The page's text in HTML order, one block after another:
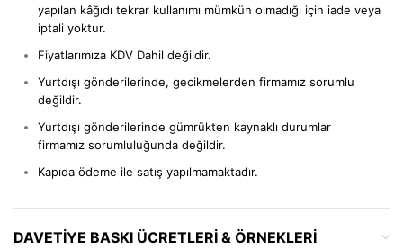
yapılan kâğıdı tekrar kullanımı mümkün olmadığı için iade veya
iptali yoktur.
Fiyatlarımıza KDV Dahil değildir.
Yurtdışı gönderilerinde, gecikmelerden firmamız sorumlu
değildir.
Yurtdışı gönderilerinde gümrükten kaynaklı durumlar
firmamız sorumluluğunda değildir.
Kapıda ödeme ile satış yapılmamaktadır.
DAVETIYE BASKI ÜCRETLERI & ÖRNEKLERI